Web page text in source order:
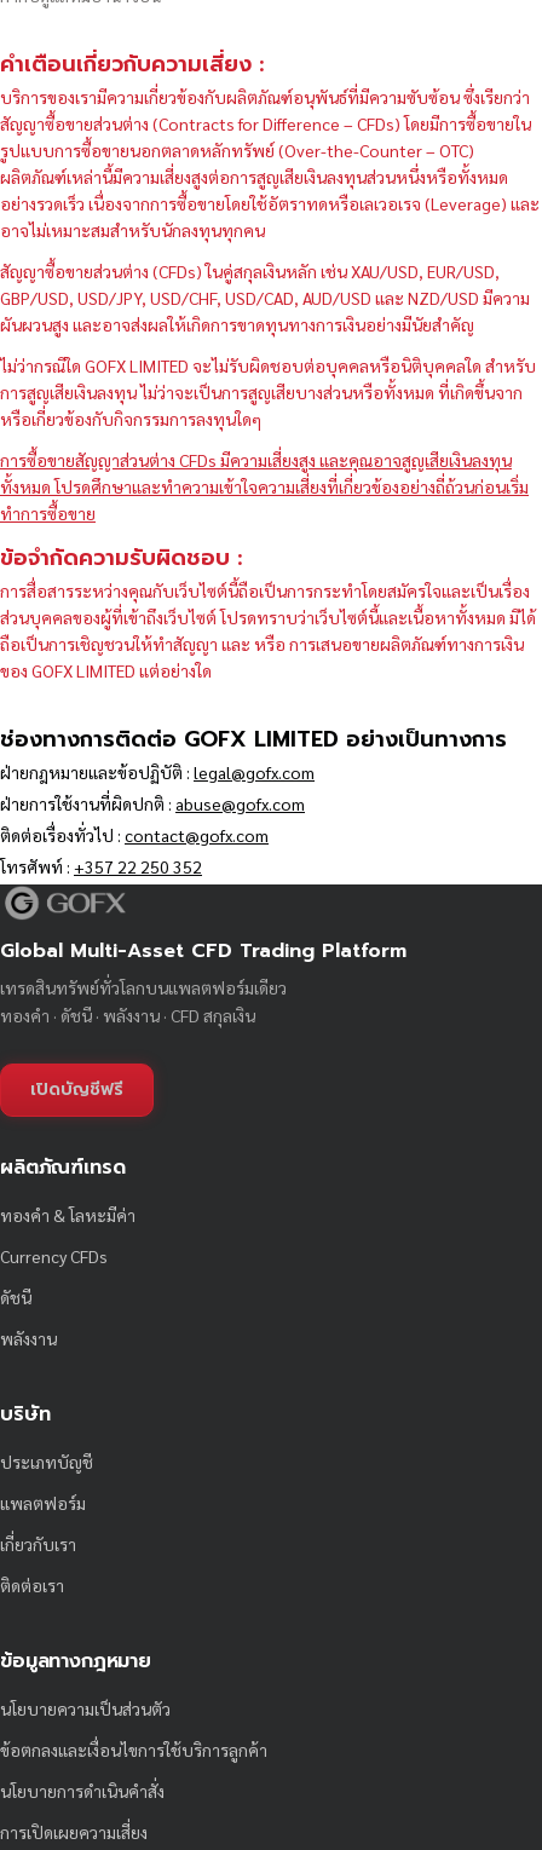
คำเตือนเกี่ยวกับความเสี่ยง :
บริการของเรามีความเกี่ยวข้องกับผลิตภัณฑ์อนุพันธ์ที่มีความซับซ้อน ซึ่งเรียกว่า
สัญญาซื้อขายส่วนต่าง (Contracts for Difference – CFDs) โดยมีการซื้อขายใน
รูปแบบการซื้อขายนอกตลาดหลักทรัพย์ (Over-the-Counter – OTC)
ผลิตภัณฑ์เหล่านี้มีความเสี่ยงสูงต่อการสูญเสียเงินลงทุนส่วนหนึ่งหรือทั้งหมด
อย่างรวดเร็ว เนื่องจากการซื้อขายโดยใช้อัตราทดหรือเลเวอเรจ (Leverage) และ
อาจไม่เหมาะสมสำหรับนักลงทุนทุกคน
สัญญาซื้อขายส่วนต่าง (CFDs) ในคู่สกุลเงินหลัก เช่น XAU/USD, EUR/USD,
GBP/USD, USD/JPY, USD/CHF, USD/CAD, AUD/USD และ NZD/USD มีความ
ผันผวนสูง และอาจส่งผลให้เกิดการขาดทุนทางการเงินอย่างมีนัยสำคัญ
ไม่ว่ากรณีใด GOFX LIMITED จะไม่รับผิดชอบต่อบุคคลหรือนิติบุคคลใด สำหรับ
การสูญเสียเงินลงทุน ไม่ว่าจะเป็นการสูญเสียบางส่วนหรือทั้งหมด ที่เกิดขึ้นจาก
หรือเกี่ยวข้องกับกิจกรรมการลงทุนใดๆ
การซื้อขายสัญญาส่วนต่าง CFDs มีความเสี่ยงสูง และคุณอาจสูญเสียเงินลงทุน
ทั้งหมด โปรดศึกษาและทำความเข้าใจความเสี่ยงที่เกี่ยวข้องอย่างถี่ถ้วนก่อนเริ่ม
ทำการซื้อขาย
ข้อจำกัดความรับผิดชอบ :
การสื่อสารระหว่างคุณกับเว็บไซต์นี้ถือเป็นการกระทำโดยสมัครใจและเป็นเรื่อง
ส่วนบุคคลของผู้ที่เข้าถึงเว็บไซต์ โปรดทราบว่าเว็บไซต์นี้และเนื้อหาทั้งหมด มิได้
ถือเป็นการเชิญชวนให้ทำสัญญา และ หรือ การเสนอขายผลิตภัณฑ์ทางการเงิน
ของ GOFX LIMITED แต่อย่างใด
ช่องทางการติดต่อ GOFX LIMITED อย่างเป็นทางการ
ฝ่ายกฎหมายและข้อปฏิบัติ : legal@gofx.com
ฝ่ายการใช้งานที่ผิดปกติ : abuse@gofx.com
ติดต่อเรื่องทั่วไป : contact@gofx.com
โทรศัพท์ : +357 22 250 352
Global Multi-Asset CFD Trading Platform
เทรดสินทรัพย์ทั่วโลกบนแพลตฟอร์มเดียว
ทองคำ · ดัชนี · พลังงาน · CFD สกุลเงิน
เปิดบัญชีฟรี
ผลิตภัณฑ์เทรด
ทองคำ & โลหะมีค่า
Currency CFDs
ดัชนี
พลังงาน
บริษัท
ประเภทบัญชี
แพลตฟอร์ม
เกี่ยวกับเรา
ติดต่อเรา
ข้อมูลทางกฎหมาย
นโยบายความเป็นส่วนตัว
ข้อตกลงและเงื่อนไขการใช้บริการลูกค้า
นโยบายการดำเนินคำสั่ง
การเปิดเผยความเสี่ยง